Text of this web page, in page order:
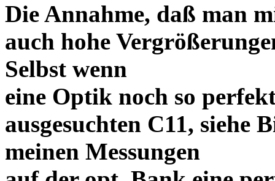
Die Annahme, daß man
auch hohe
Selbst wenn
eine Optik noch so
ausgesuchten C11, siehe
meinen Messungen